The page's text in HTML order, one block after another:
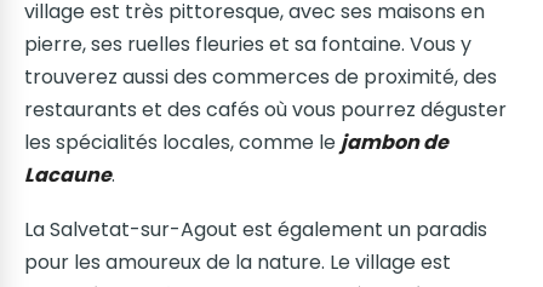
village est très pittoresque, avec ses maisons en
pierre, ses ruelles fleuries et sa fontaine. Vous y
trouverez aussi des commerces de proximité, des
restaurants et des cafés où vous pourrez déguster
les spécialités locales, comme lejambon de
Lacaune.
La Salvetat-sur-Agout est également un paradis
pour les amoureux de la nature. Le village est